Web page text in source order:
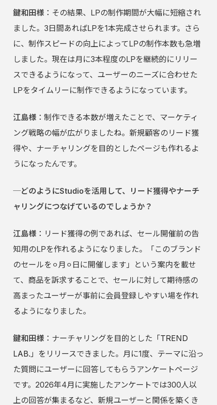
鍵和田様：その結果、LPの制作期間が大幅に短縮され
ました。3日間あればLPを1本完成させられます。さら
に、制作スピードの向上によってLPの制作本数も急増
しました。現在は月に3本程度のLPを継続的にリリー
スできるようになって、ユーザーのニーズに合わせた
LPをタイムリーに制作できるようになっています。
江島様：制作できる本数が増えたことで、マーケティ
ング戦略の幅が広がりましたね。新規顧客のリード獲
得や、ナーチャリングを目的としたページも作れるよ
うになったんです。
─どのようにStudioを活用して、リード獲得やナーチ
ャリングにつなげているのでしょうか？
江島様：リード獲得の例であれば、セール開催前の告
知用のLPを作れるようになりました。「このブランド
のセールを⚪︎月⚪︎日に開催します」という案内を載せ
て、商品を訴求することで、セールに対して期待感の
高まったユーザーが事前に会員登録しやすい場を作れ
るようになりました。
鍵和田様：ナーチャリングを目的とした「TREND
LAB. 」をリリースできました。月に1度、テーマに沿っ
た質問にユーザーに回答してもらうアンケートページ
です。2026年4月に実施したアンケートでは300人以
上の回答が集まるなど、新規ユーザーと関係を築くき